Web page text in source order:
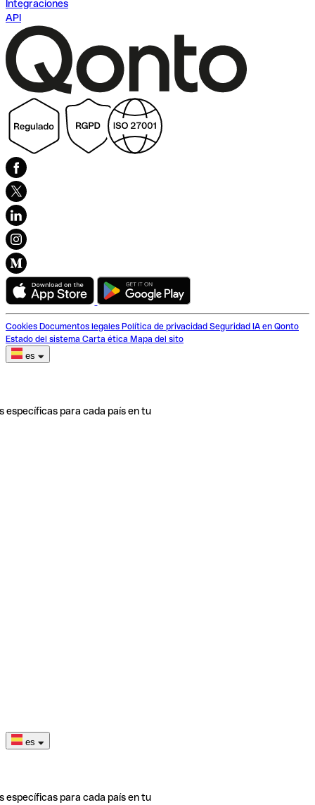
Integraciones
API
Cookies Documentos legales Política de privacidad Seguridad IA en Qonto
Estado del sistema Carta ética Mapa del sito
es
específicas para cada país en tu
es
específicas para cada país en tu